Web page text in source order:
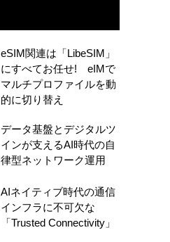
eSIM関連は「LibeSIM」
にすべてお任せ! eIMで
マルチプロファイルを動
的に切り替え
データ基盤とデジタルツ
インが支えるAI時代の自
律型ネットワーク運用
AIネイティブ時代の通信
インフラに不可欠な
「Trusted Connectivity」